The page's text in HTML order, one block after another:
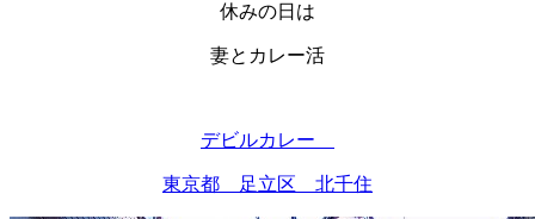
休みの日は
妻とカレー活
デビルカレー
東京都 足立区 北千住